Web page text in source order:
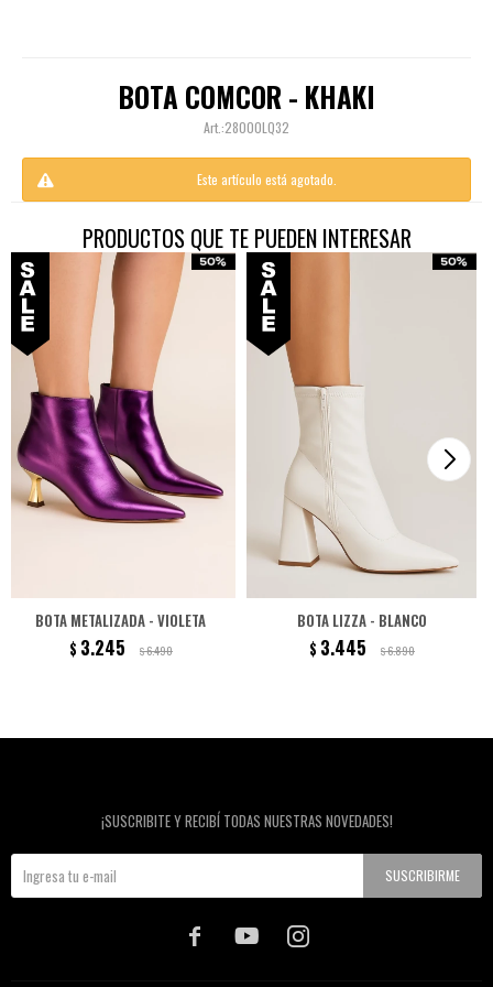
BOTA COMCOR - KHAKI
28000LQ32
Este artículo está agotado.
PRODUCTOS QUE TE PUEDEN INTERESAR
BOTA METALIZADA - VIOLETA
$ 3.245 $6.490
BOTA LIZZA - BLANCO
$ 3.445 $6.890
¡SUSCRIBITE Y RECIBÍ TODAS NUESTRAS NOVEDADES!
SUSCRIBIRME
  